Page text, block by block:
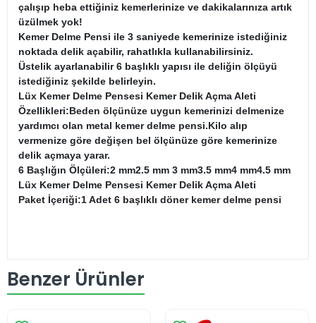
çalışıp heba ettiğiniz kemerlerinize ve dakikalarınıza artık
üzülmek yok!
Kemer Delme Pensi ile 3 saniyede kemerinize istediğiniz
noktada delik açabilir, rahatlıkla kullanabilirsiniz.
Üstelik ayarlanabilir 6 başlıklı yapısı ile deliğin ölçüyü
istediğiniz şekilde belirleyin.
Lüx Kemer Delme Pensesi Kemer Delik Açma Aleti
Özellikleri:Beden ölçünüze uygun kemerinizi delmenize
yardımcı olan metal kemer delme pensi.Kilo alıp
vermenize göre değişen bel ölçünüze göre kemerinize
delik açmaya yarar.
6 Başlığın Ölçüleri:2 mm2.5 mm 3 mm3.5 mm4 mm4.5 mm
Lüx Kemer Delme Pensesi Kemer Delik Açma Aleti
Paket İçeriği:1 Adet 6 başlıklı döner kemer delme pensi
Benzer Ürünler